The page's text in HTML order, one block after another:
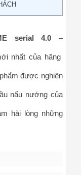
serial 4.0 –
nhất của hãng
được nghiên
nấu nướng của
hài lòng những